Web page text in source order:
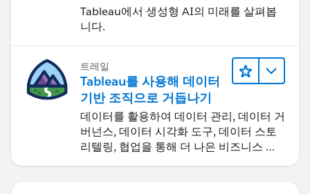
Tableau에서 생성형 AI의 미래를 살펴봅
니다.
트레일
Tableau를 사용해 데이터
기반 조직으로 거듭나기
데이터를 활용하여 데이터 관리, 데이터 거
버넌스, 데이터 시각화 도구, 데이터 스토
리텔링, 협업을 통해 더 나은 비즈니스 성